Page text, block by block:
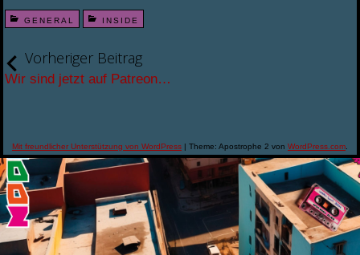
GENERAL INSIDE
Vorheriger Beitrag
Wir sind jetzt auf Patreon…
Mit freundlicher Unterstützung von WordPress | Theme: Apostrophe 2 von WordPress.com